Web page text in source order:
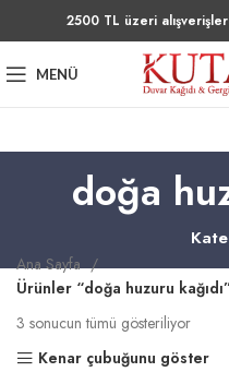
2500 TL üzeri
MENÜ
doğa
Ana Sayfa
Ürünler “doğa huzuru
3 sonucun tümü gösteriliyor
Kenar çubuğunu göster